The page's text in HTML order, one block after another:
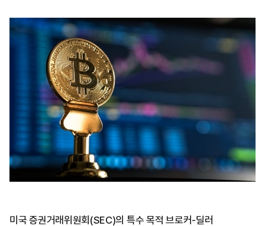
미국 증권거래위원회(SEC)의 특수 목적 브로커-딜러